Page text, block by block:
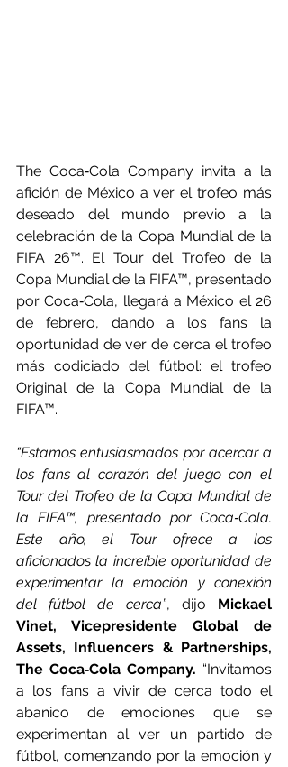
The Coca‑Cola Company invita a la
afición de México a ver el trofeo más
deseado del mundo previo a la
celebración de la Copa Mundial de la
FIFA 26™. El Tour del Trofeo de la
Copa Mundial de la FIFA™, presentado
por Coca‑Cola, llegará a México el 26
de febrero, dando a los fans la
oportunidad de ver de cerca el trofeo
más codiciado del fútbol: el trofeo
Original de la Copa Mundial de la
FIFA™.
“Estamos entusiasmados por acercar a
los fans al corazón del juego con el
Tour del Trofeo de la Copa Mundial de
la FIFA™, presentado por Coca‑Cola.
Este año, el Tour ofrece a los
aficionados la increíble oportunidad de
experimentar la emoción y conexión
del fútbol de cerca”, dijo Mickael
Vinet, Vicepresidente Global de
Assets, Influencers & Partnerships,
The Coca‑Cola Company. “Invitamos
a los fans a vivir de cerca todo el
abanico de emociones que se
experimentan al ver un partido de
fútbol, comenzando por la emoción y